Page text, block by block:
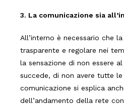
3. La comunicazione sia
All’interno è necessario che
trasparente e regolare nei
la sensazione di non essere
succede, di non avere tutte
comunicazione si esplica
dell’andamento della rete